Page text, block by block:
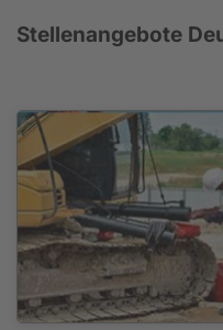
Stellenangebote